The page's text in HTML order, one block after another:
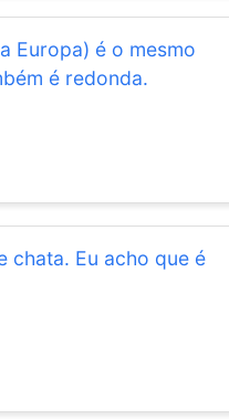
Europa) é o mesmo
é redonda.
chata. Eu acho que é